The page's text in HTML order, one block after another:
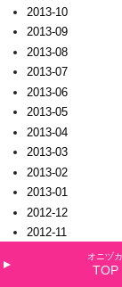
2013-10
2013-09
2013-08
2013-07
2013-06
2013-05
2013-04
2013-03
2013-02
2013-01
2012-12
2012-11
オニヅカ
TOP